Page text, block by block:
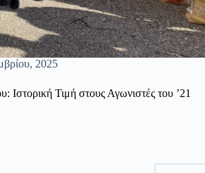
2025
Ιστορική Τιμή στους Αγωνιστές του ’21